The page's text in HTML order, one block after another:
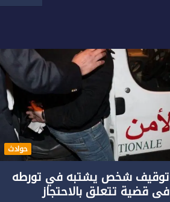
حوادث
توقيف شخص يشتبه في تورطه
في قضية تتعلق بالاحتجاز